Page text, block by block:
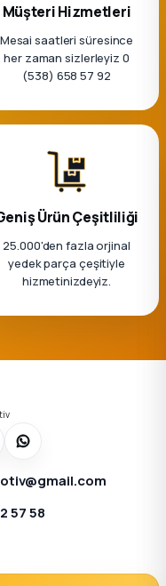
Müşteri Hizmetleri
Mesai saatleri süresince
her zaman sizlerleyiz 0
(538) 658 57 92
Ürün Çeşitliliği
25.000'den fazla orjinal
yedek parça çeşitiyle
hizmetinizdeyiz.
57 58